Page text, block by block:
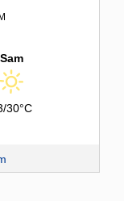
Sam
30°C